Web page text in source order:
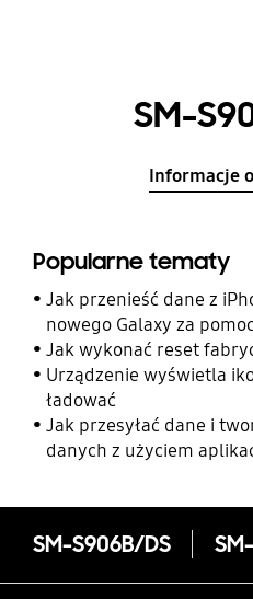
SM-
Informacje
Popularne tematy
Jak przenieść dane z
nowego Galaxy za
Jak wykonać reset
Urządzenie wyświetla
ładować
Jak przesyłać dane i
danych z użyciem
SM-S906B/DS